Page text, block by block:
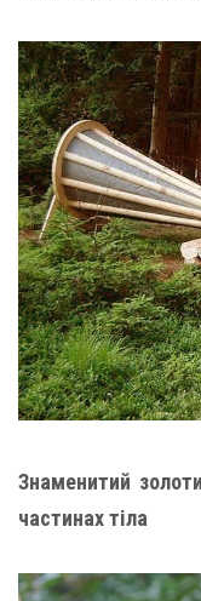
Знаменитий
частинах тіла